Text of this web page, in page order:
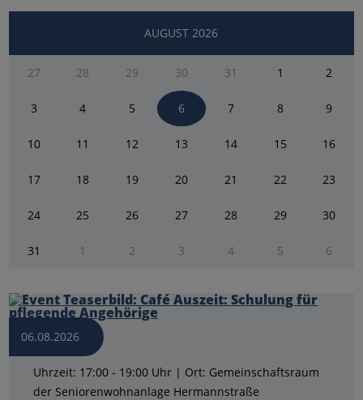
AUGUST 2026
27 28 29 30 31 1 2
3 4 5 6 7 8 9
10 11 12 13 14 15 16
17 18 19 20 21 22 23
24 25 26 27 28 29 30
31 1 2 3 4 5 6
06.08.2026
Uhrzeit: 17:00 - 19:00 Uhr | Ort: Gemeinschaftsraum
der Seniorenwohnanlage Hermannstraße